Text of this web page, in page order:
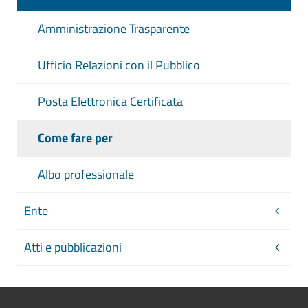
provvedimento finale, con
l'indicazione del nome del
ai rispettivi recapiti telefonici e alla
istituzionale, modalità con le quali gli
informazioni relative ai procedimenti
fissato in sede di disciplina normativa
procedimentale rilevante,
provvedimento dell'amministrazione
Amministrazione Trasparente
Ufficio Relazioni con il Pubblico
Posta Elettronica Certificata
Come fare per
Albo professionale
Ente
Atti e pubblicazioni